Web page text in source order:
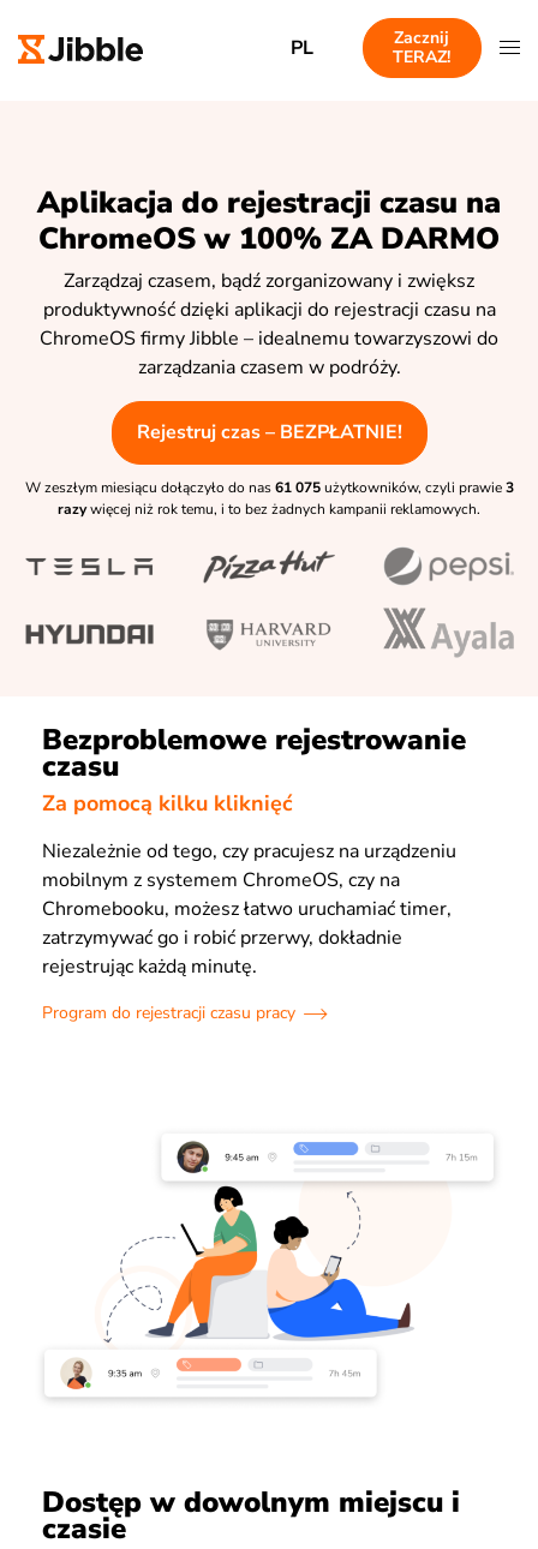
PL
Zacznij
TERAZ!
Aplikacja do rejestracji czasu na
ChromeOS w 100% ZA DARMO
Zarządzaj czasem, bądź zorganizowany i zwiększ
produktywność dzięki aplikacji do rejestracji czasu na
ChromeOS firmy Jibble – idealnemu towarzyszowi do
zarządzania czasem w podróży.
Rejestruj czas – BEZPŁATNIE!
W zeszłym miesiącu dołączyło do nas 61 075 użytkowników, czyli prawie 3
razywięcej niż rok temu, i to bez żadnych kampanii reklamowych.
Bezproblemowe rejestrowanie
czasu
Za pomocą kilku kliknięć
Niezależnie od tego, czy pracujesz na urządzeniu
mobilnym z systemem ChromeOS, czy na
Chromebooku, możesz łatwo uruchamiać timer,
zatrzymywać go i robić przerwy, dokładnie
rejestrując każdą minutę.
Program do rejestracji czasu pracy
Dostęp w dowolnym miejscu i
czasie